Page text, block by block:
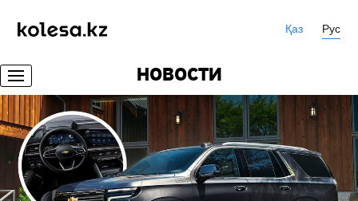
Қаз Рус
НОВОСТИ